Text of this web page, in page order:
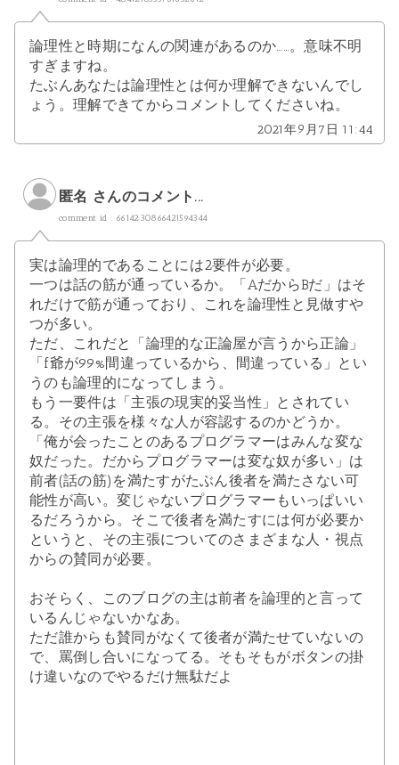
論理性と時期になんの関連があるのか……。意味不明
すぎますね。
たぶんあなたは論理性とは何か理解できないんでし
ょう。理解できてからコメントしてくださいね。
2021年9月7日 11:44
匿名 さんのコメント...
comment id : 6614230866421594344
実は論理的であることには2要件が必要。
一つは話の筋が通っているか。「AだからBだ」はそ
れだけで筋が通っており、これを論理性と見做すや
つが多い。
ただ、これだと「論理的な正論屋が言うから正論」
「f爺が99%間違っているから、間違っている」とい
うのも論理的になってしまう。
もう一要件は「主張の現実的妥当性」とされてい
る。その主張を様々な人が容認するのかどうか。
「俺が会ったことのあるプログラマーはみんな変な
奴だった。だからプログラマーは変な奴が多い」は
前者(話の筋)を満たすがたぶん後者を満たさない可
能性が高い。変じゃないプログラマーもいっぱいい
るだろうから。そこで後者を満たすには何が必要か
というと、その主張についてのさまざまな人・視点
からの賛同が必要。
おそらく、このブログの主は前者を論理的と言って
いるんじゃないかなあ。
ただ誰からも賛同がなくて後者が満たせていないの
で、罵倒し合いになってる。そもそもがボタンの掛
け違いなのでやるだけ無駄だよ